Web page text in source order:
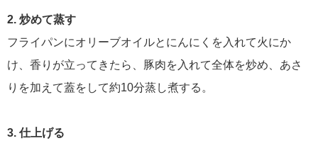
2. 炒めて蒸す
フライパンにオリーブオイルとにんにくを入れて火にか
け、香りが立ってきたら、豚肉を入れて全体を炒め、あさ
りを加えて蓋をして約10分蒸し煮する。
3. 仕上げる